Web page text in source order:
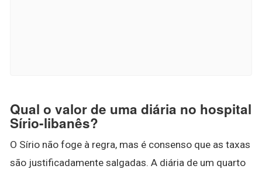
Qual o valor de uma diária no hospital
Sírio-libanês?
O Sírio não foge à regra, mas é consenso que as taxas
são justificadamente salgadas. A diária de um quarto